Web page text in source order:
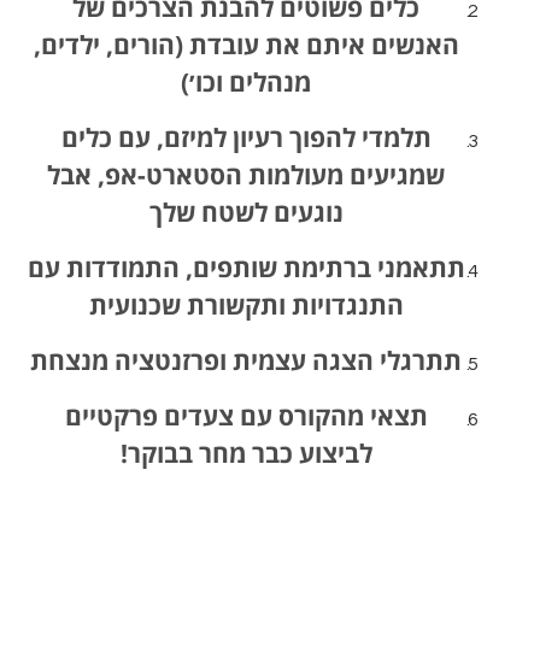
כלים פשוטים להבנת הצרכים של
האנשים איתם את עובדת (הורים, ילדים,
מנהלים וכו׳)
תלמדי להפוך רעיון למיזם, עם כלים
שמגיעים מעולמות הסטארט-אפ, אבל
נוגעים לשטח שלך
תתאמני ברתימת שותפים, התמודדות עם
התנגדויות ותקשורת שכנועית
תתרגלי הצגה עצמית ופרזנטציה מנצחת
תצאי מהקורס עם צעדים פרקטיים
לביצוע כבר מחר בבוקר!